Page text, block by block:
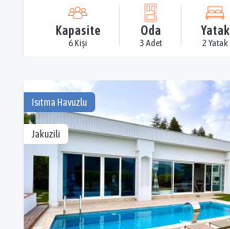
Kapasite
6 Kişi
Oda
3 Adet
Yatak
2 Yatak
Isıtma Havuzlu
Jakuzili